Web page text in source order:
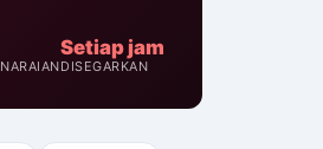
Setiap jam
DISEGARKAN